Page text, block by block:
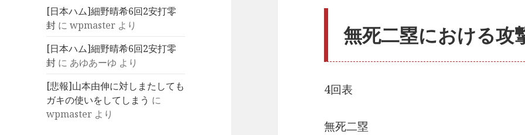
[日本ハム]細野晴希6回2安打零
封 にwpmaster より
[日本ハム]細野晴希6回2安打零
封 に あゆあーゆ より
[悲報]山本由伸に対しまたしても
ガキの使いをしてしまう に
wpmaster より
無死二塁における攻
4回表
無死二塁